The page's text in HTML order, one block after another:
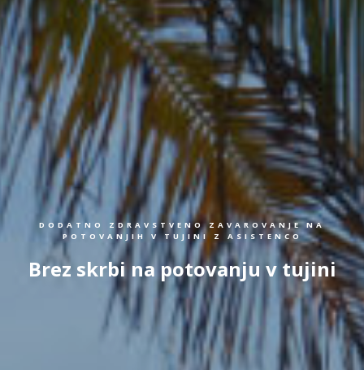
DODATNO ZDRAVSTVENO ZAVAROVANJE NA
POTOVANJIH V TUJINI Z ASISTENCO
Brez skrbi na potovanju v tujini